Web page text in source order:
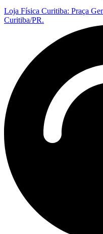
Loja Física Curitiba: Praça
Curitiba/PR.